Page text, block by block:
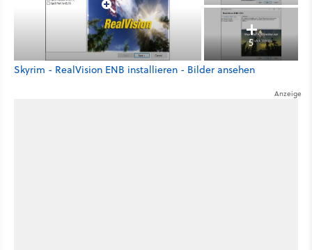
5
Skyrim - RealVision ENB installieren - Bilder ansehen